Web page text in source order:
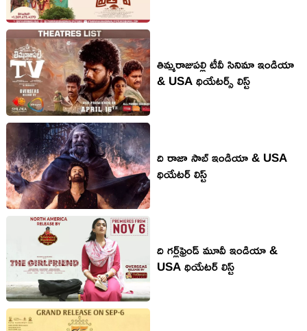
తిమ్మరాజుపల్లి టీవీ సినిమా ఇండియా
& USA థియేటర్స్ లిస్ట్
ది రాజా సాబ్ ఇండియా & USA
థియేటర్ లిస్ట్
ది గర్ల్‌ఫ్రెండ్ మూవీ ఇండియా &
USA థియేటర్ లిస్ట్